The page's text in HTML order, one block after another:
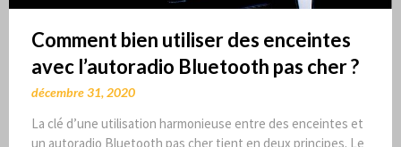
Comment bien utiliser des enceintes
avec l’autoradio Bluetooth pas cher ?
décembre 31, 2020
La clé d’une utilisation harmonieuse entre des enceintes et
un autoradio Bluetooth pas cher tient en deux principes. Le